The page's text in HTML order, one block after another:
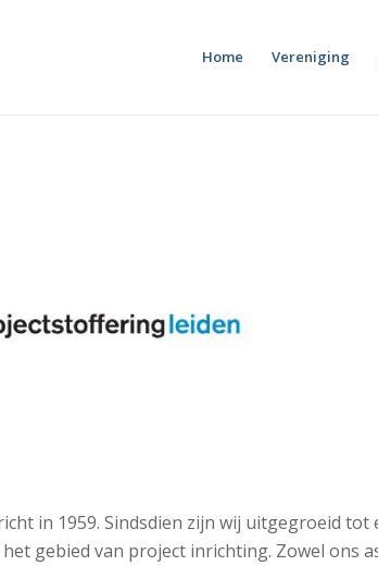
Home Vereniging
in 1959. Sindsdien zijn wij uitgegroeid tot
gebied van project inrichting. Zowel ons